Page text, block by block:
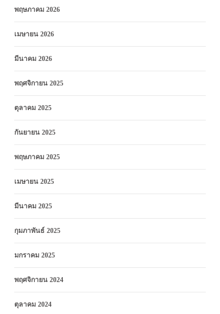
พฤษภาคม 2026
เมษายน 2026
มีนาคม 2026
พฤศจิกายน 2025
ตุลาคม 2025
กันยายน 2025
พฤษภาคม 2025
เมษายน 2025
มีนาคม 2025
กุมภาพันธ์ 2025
มกราคม 2025
พฤศจิกายน 2024
ตุลาคม 2024